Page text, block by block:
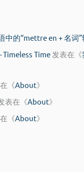
中的“mettre en + 名词
Timeless Time 发表在《
《About》
表在《About》
《About》